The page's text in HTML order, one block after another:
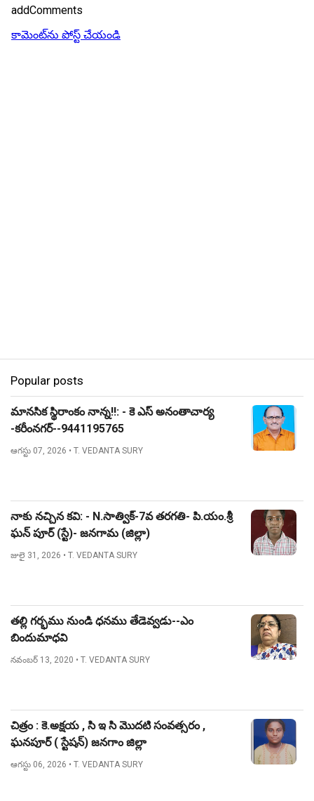
addComments
కామెంట్‌ను పోస్ట్ చేయండి
Popular posts
మానసిక స్థిరాంకం నాన్న!!: - కె ఎస్ అనంతాచార్య
-కరీంనగర్--9441195765
ఆగస్టు 07, 2026 • T. VEDANTA SURY
నాకు నచ్చిన కవి: - N.సాత్విక్-7వ తరగతి- పి.యం.శ్రీ
ఘన్ పూర్ (స్టే)- జనగామ (జిల్లా)
జులై 31, 2026 • T. VEDANTA SURY
తల్లి గర్భము నుండి ధనము తేడెవ్వడు--ఎం
బిందుమాధవి
నవంబర్ 13, 2020 • T. VEDANTA SURY
చిత్రం : కె.అక్షయ , సి ఇ సి మొదటి సంవత్సరం ,
ఘనపూర్ ( స్టేషన్) జనగాం జిల్లా
ఆగస్టు 06, 2026 • T. VEDANTA SURY